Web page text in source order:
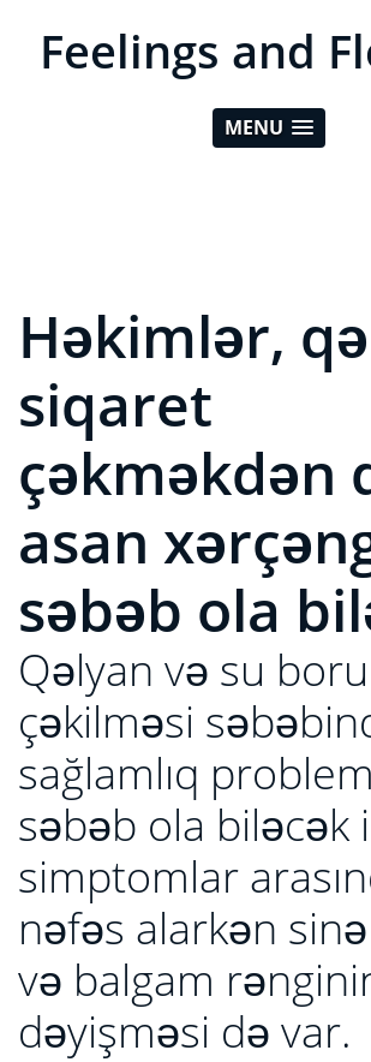
Feelings and
MENU
Həkimlər,
siqaret
çəkməkdən
asan
səbəb ola
Qəlyan və su
çəkilməsi
sağlamlıq
səbəb ola biləcək
simptomlar
nəfəs alarkən sinə
və balgam
dəyişməsi də var.